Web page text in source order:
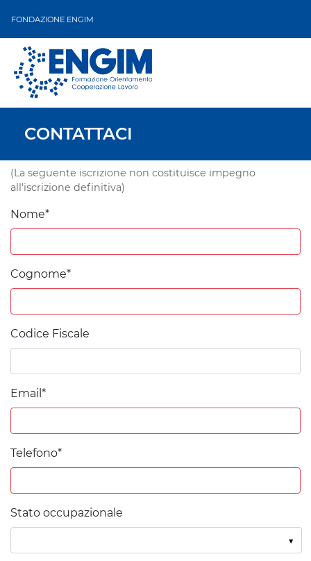
FONDAZIONE ENGIM
CONTATTACI
(La seguente iscrizione non costituisce impegno
all'iscrizione definitiva)
Nome*
Cognome*
Codice Fiscale
Email*
Telefono*
Stato occupazionale